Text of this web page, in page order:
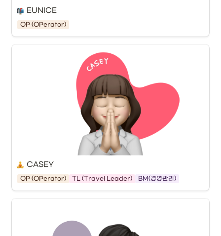
EUNICE
OP (OPerator)
CASEY
OP (OPerator) TL (Travel Leader) BM(경영관리)